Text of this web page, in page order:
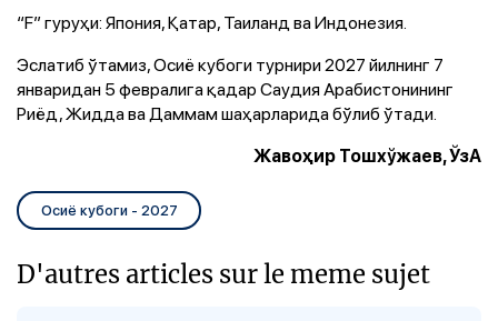
“F” гуруҳи: Япония, Қатар, Таиланд ва Индонезия.
Эслатиб ўтамиз, Осиё кубоги турнири 2027 йилнинг 7
январидан 5 февралига қадар Саудия Арабистонининг
Риёд, Жидда ва Даммам шаҳарларида бўлиб ўтади.
Жавоҳир Тошхўжаев, ЎзА
Осиё кубоги - 2027
D'autres articles sur le meme sujet